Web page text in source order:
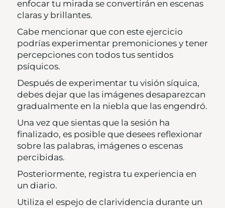
enfocar tu mirada se convertirán en escenas
claras y brillantes.
Cabe mencionar que con este ejercicio
podrías experimentar premoniciones y tener
percepciones con todos tus sentidos
psíquicos.
Después de experimentar tu visión síquica,
debes dejar que las imágenes desaparezcan
gradualmente en la niebla que las engendró.
Una vez que sientas que la sesión ha
finalizado, es posible que desees reflexionar
sobre las palabras, imágenes o escenas
percibidas.
Posteriormente, registra tu experiencia en
un diario.
Utiliza el espejo de clarividencia durante un